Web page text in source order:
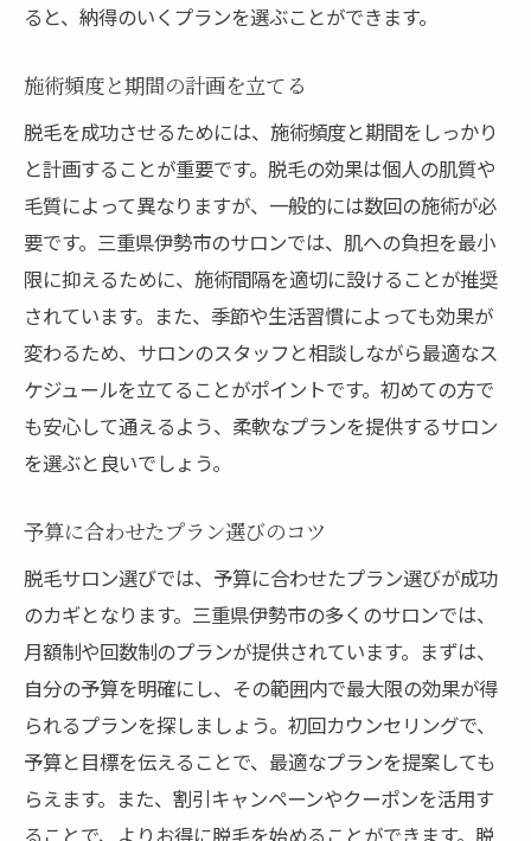
ると、納得のいくプランを選ぶことができます。
施術頻度と期間の計画を立てる
脱毛を成功させるためには、施術頻度と期間をしっかり
と計画することが重要です。脱毛の効果は個人の肌質や
毛質によって異なりますが、一般的には数回の施術が必
要です。三重県伊勢市のサロンでは、肌への負担を最小
限に抑えるために、施術間隔を適切に設けることが推奨
されています。また、季節や生活習慣によっても効果が
変わるため、サロンのスタッフと相談しながら最適なス
ケジュールを立てることがポイントです。初めての方で
も安心して通えるよう、柔軟なプランを提供するサロン
を選ぶと良いでしょう。
予算に合わせたプラン選びのコツ
脱毛サロン選びでは、予算に合わせたプラン選びが成功
のカギとなります。三重県伊勢市の多くのサロンでは、
月額制や回数制のプランが提供されています。まずは、
自分の予算を明確にし、その範囲内で最大限の効果が得
られるプランを探しましょう。初回カウンセリングで、
予算と目標を伝えることで、最適なプランを提案しても
らえます。また、割引キャンペーンやクーポンを活用す
ることで、よりお得に脱毛を始めることができます。脱